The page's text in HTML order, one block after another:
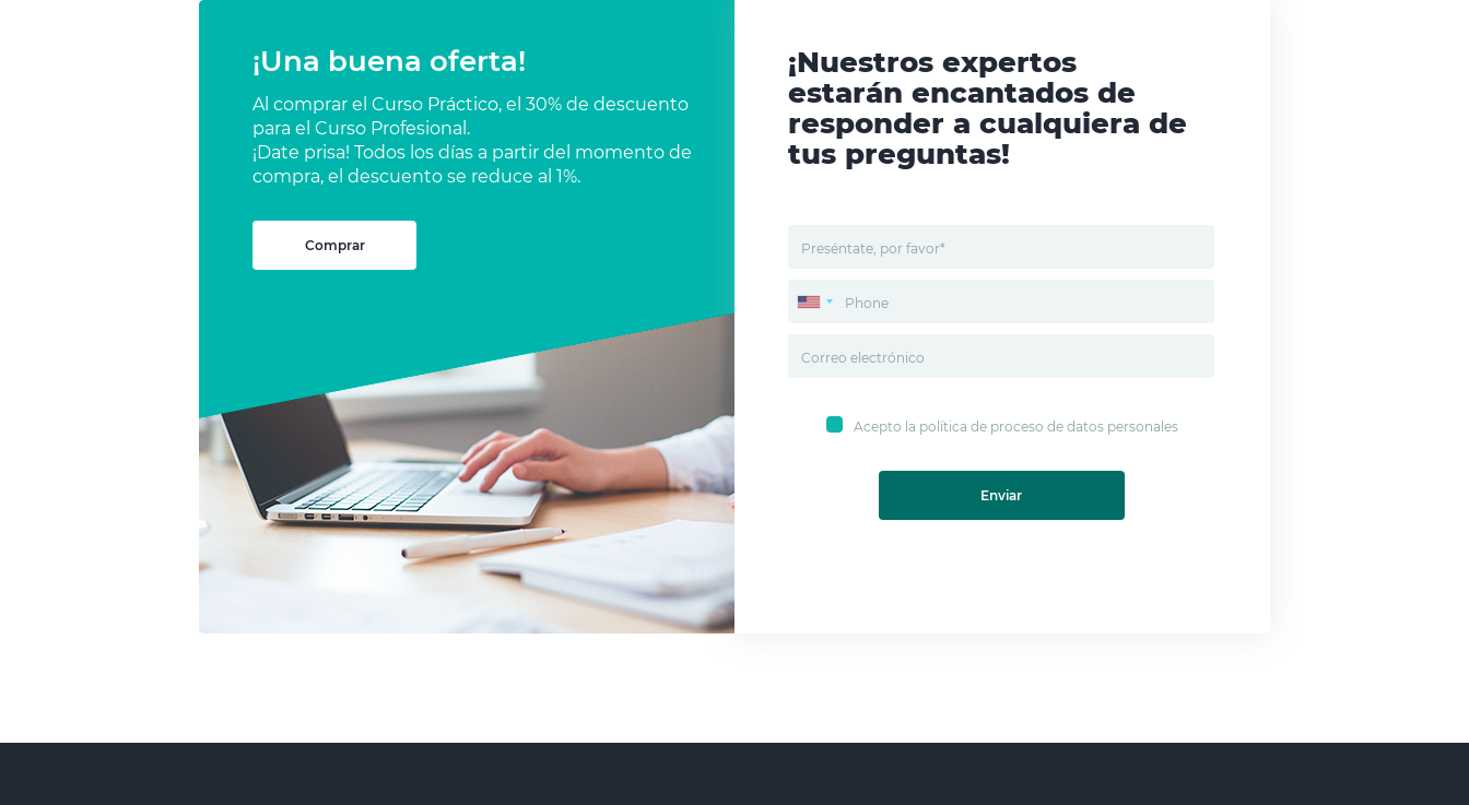
¡Una buena oferta!
Al comprar el Curso Práctico, el 30% de descuento
para el Curso Profesional.
¡Date prisa! Todos los días a partir del momento de
compra, el descuento se reduce al 1%.
Comprar
¡Nuestros expertos
estarán encantados de
responder a cualquiera de
tus preguntas!
Acepto la política de proceso de datos personales
Enviar